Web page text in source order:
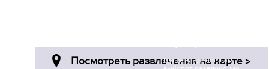
Пусть владелец сам